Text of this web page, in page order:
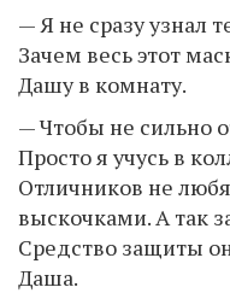
— Я не сразу узнал
Зачем весь этот
Дашу в комнату.
— Чтобы не сильно
Просто я учусь в
Отличников не
выскочками. А так
Средство защиты
Даша.